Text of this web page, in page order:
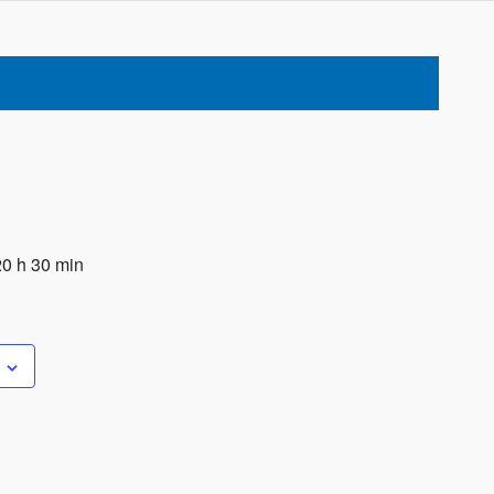
h 30 min